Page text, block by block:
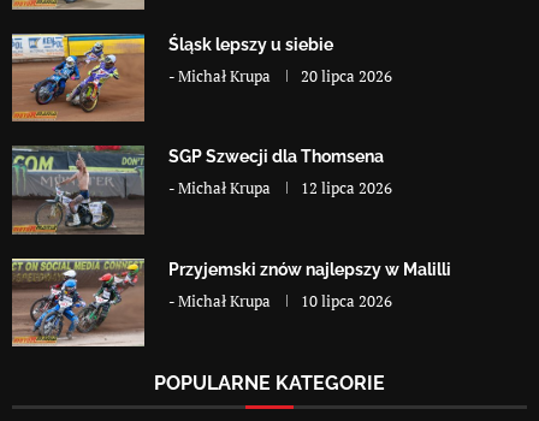
Śląsk lepszy u siebie
-Michał Krupa 20 lipca 2026
SGP Szwecji dla Thomsena
-Michał Krupa 12 lipca 2026
Przyjemski znów najlepszy w Malilli
-Michał Krupa 10 lipca 2026
POPULARNE KATEGORIE